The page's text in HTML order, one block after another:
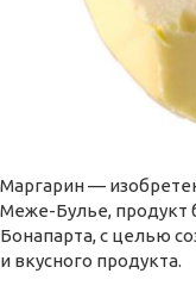
Маргарин —
Меже-Булье, продукт
Бонапарта, с целью
и вкусного продукта.